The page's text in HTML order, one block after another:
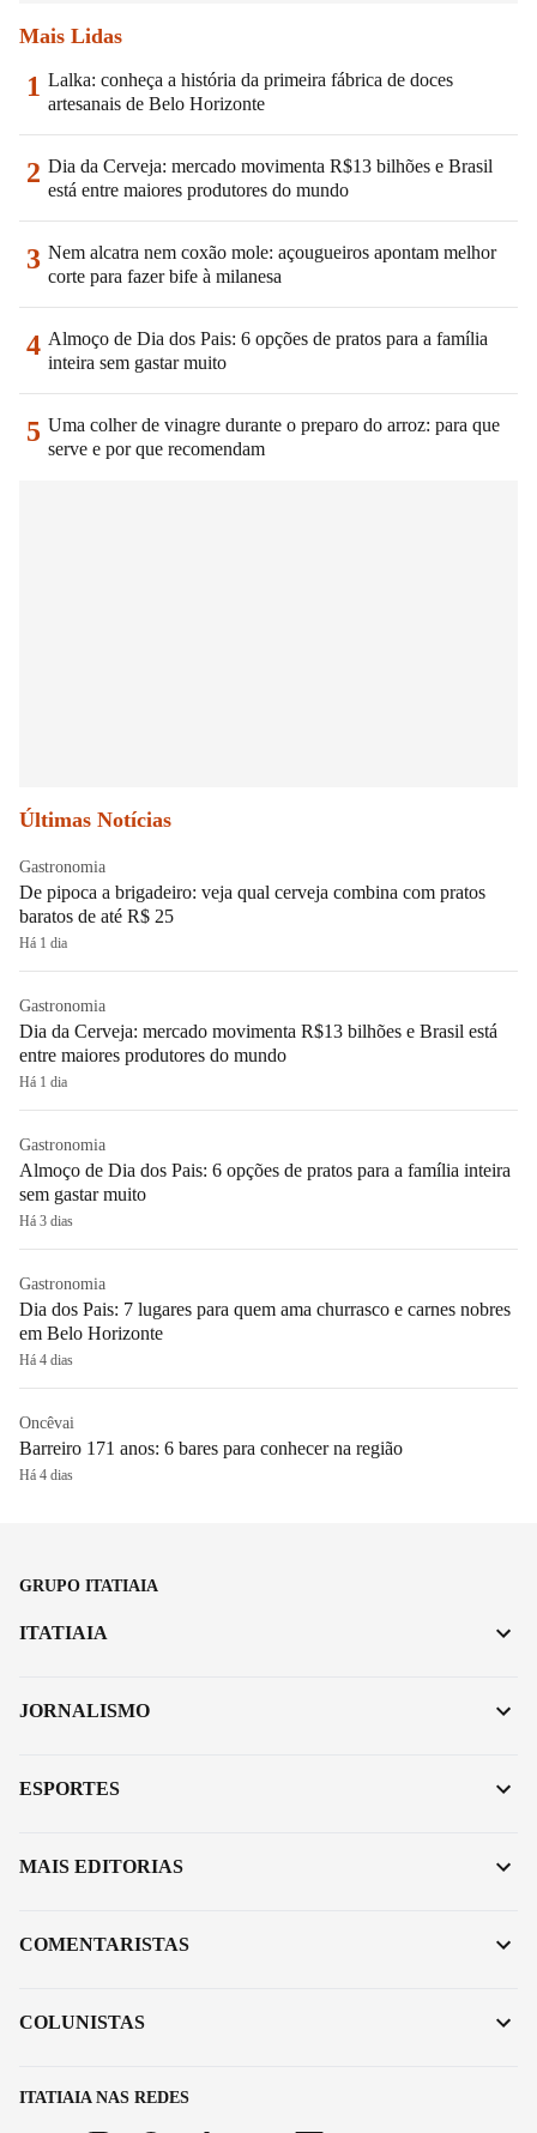
Mais Lidas
1 Lalka: conheça a história da primeira fábrica de doces
artesanais de Belo Horizonte
2 Dia da Cerveja: mercado movimenta R$13 bilhões e Brasil
está entre maiores produtores do mundo
3 Nem alcatra nem coxão mole: açougueiros apontam melhor
corte para fazer bife à milanesa
4 Almoço de Dia dos Pais: 6 opções de pratos para a família
inteira sem gastar muito
5 Uma colher de vinagre durante o preparo do arroz: para que
serve e por que recomendam
Últimas Notícias
Gastronomia
De pipoca a brigadeiro: veja qual cerveja combina com pratos
baratos de até R$ 25
Há 1 dia
Gastronomia
Dia da Cerveja: mercado movimenta R$13 bilhões e Brasil está
entre maiores produtores do mundo
Há 1 dia
Gastronomia
Almoço de Dia dos Pais: 6 opções de pratos para a família inteira
sem gastar muito
Há 3 dias
Gastronomia
Dia dos Pais: 7 lugares para quem ama churrasco e carnes nobres
em Belo Horizonte
Há 4 dias
Oncêvai
Barreiro 171 anos: 6 bares para conhecer na região
Há 4 dias
GRUPO ITATIAIA
ITATIAIA NAS REDES
ITATIAIA
JORNALISMO
ESPORTES
MAIS EDITORIAS
COMENTARISTAS
COLUNISTAS